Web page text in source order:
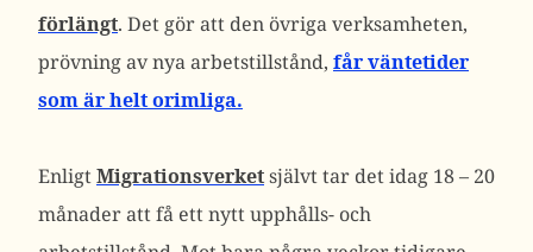
förlängt. Det gör att den övriga verksamheten,
prövning av nya arbetstillstånd, får väntetider
som är helt orimliga.
EnligtMigrationsverketsjälvt tar det idag 18 – 20
månader att få ett nytt upphålls- och